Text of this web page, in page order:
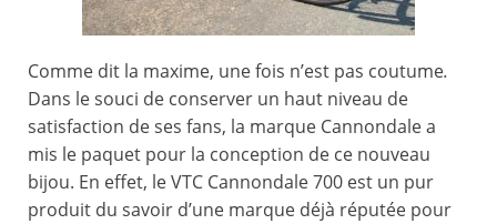
Comme dit la maxime, une fois n’est pas coutume.
Dans le souci de conserver un haut niveau de
satisfaction de ses fans, la marque Cannondale a
mis le paquet pour la conception de ce nouveau
bijou. En effet, le VTC Cannondale 700 est un pur
produit du savoir d’une marque déjà réputée pour